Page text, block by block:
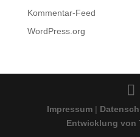
Kommentar-Feed
WordPress.org
Impressum |
Entwicklung von